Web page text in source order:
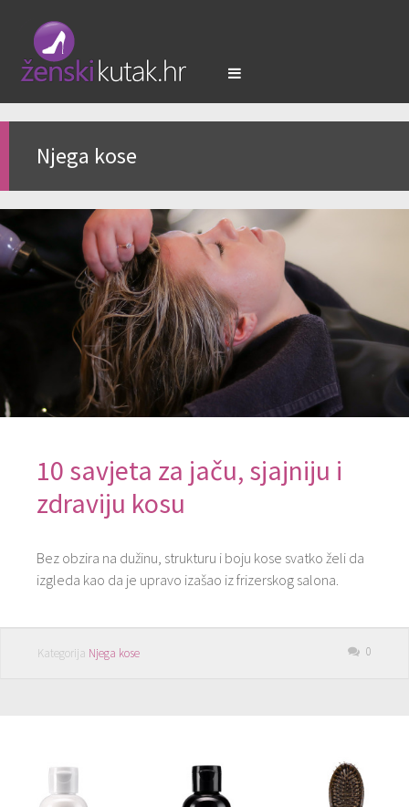
Njega kose
10 savjeta za jaču, sjajniju i
zdraviju kosu
Bez obzira na dužinu, strukturu i boju kose svatko želi da
izgleda kao da je upravo izašao iz frizerskog salona.
Kategorija Njega kose 0